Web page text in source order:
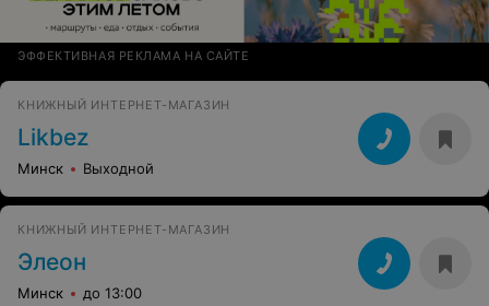
ЭФФЕКТИВНАЯ РЕКЛАМА НА САЙТЕ
КНИЖНЫЙ ИНТЕРНЕТ-МАГАЗИН
Likbez
Минск Выходной
КНИЖНЫЙ ИНТЕРНЕТ-МАГАЗИН
Элеон
Минск до 13:00